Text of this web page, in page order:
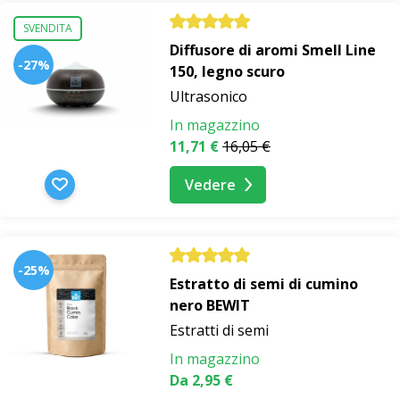
SVENDITA
-27%
Diffusore di aromi Smell Line
150, legno scuro
Ultrasonico
In magazzino
11,71 €16,05 €
Vedere
-25%
Estratto di semi di cumino
nero BEWIT
Estratti di semi
In magazzino
Da 2,95 €